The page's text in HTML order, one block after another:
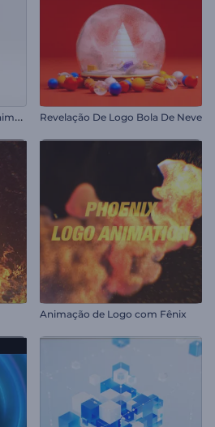
A
presentação de Logo - Minimalista Revelação De Logo Bola De Neve
Animação de Logo com Fênix